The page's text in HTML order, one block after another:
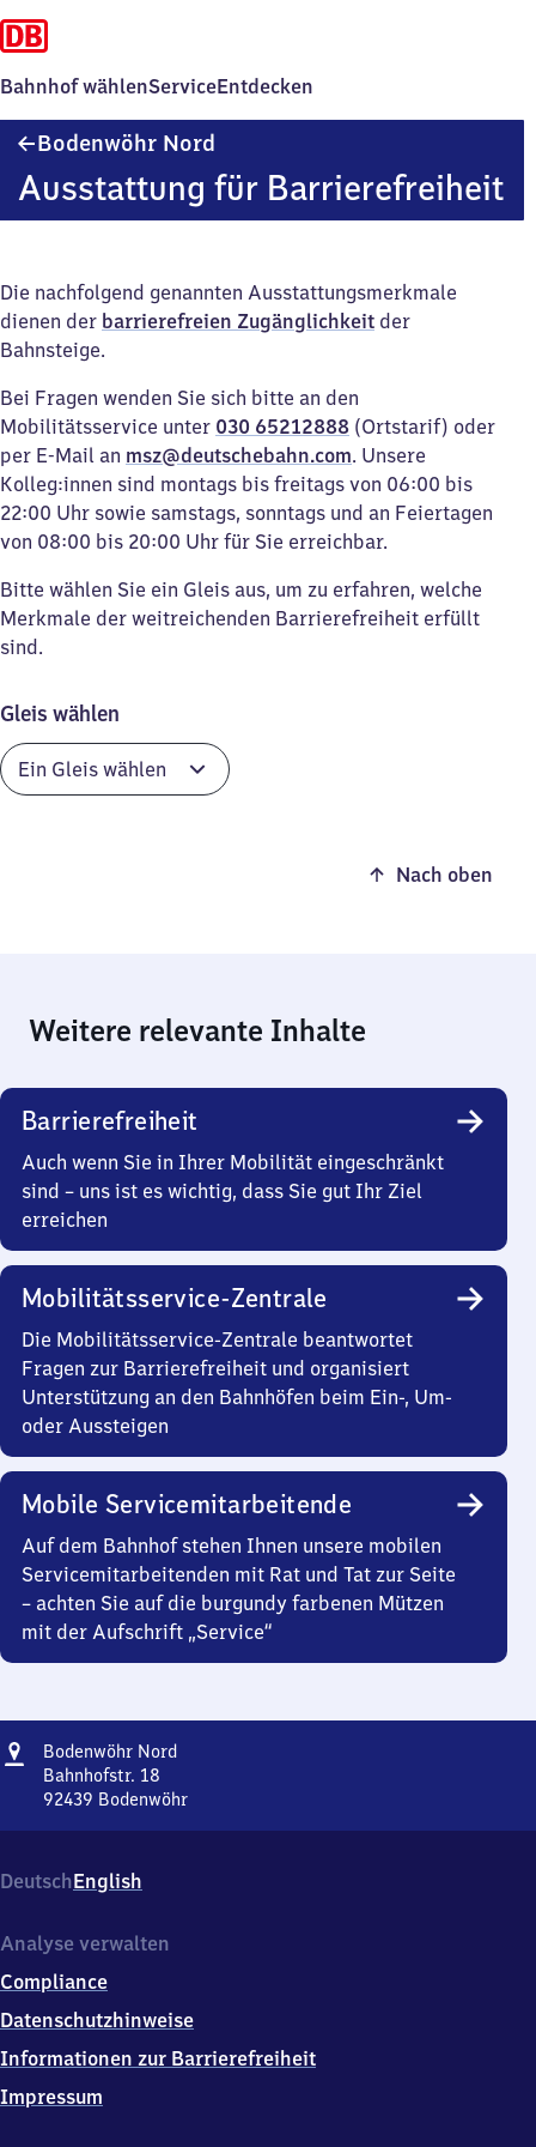
Bahnhof wählenServiceEntdecken
Bodenwöhr Nord
Ausstattung für Barrierefreiheit
Die nachfolgend genannten Ausstattungsmerkmale
dienen der barrierefreien Zugänglichkeit der
Bahnsteige.
Bei Fragen wenden Sie sich bitte an den
Mobilitätsservice unter 030 65212888 (Ortstarif) oder
per E-Mail an msz@deutschebahn.com. Unsere
Kolleg:innen sind montags bis freitags von 06:00 bis
22:00 Uhr sowie samstags, sonntags und an Feiertagen
von 08:00 bis 20:00 Uhr für Sie erreichbar.
Bitte wählen Sie ein Gleis aus, um zu erfahren, welche
Merkmale der weitreichenden Barrierefreiheit erfüllt
sind.
Gleis wählen
Nach oben
Weitere relevante Inhalte
Barrierefreiheit
Auch wenn Sie in Ihrer Mobilität eingeschränkt
sind – uns ist es wichtig, dass Sie gut Ihr Ziel
erreichen
Mobilitätsservice-Zentrale
Die Mobilitätsservice-Zentrale beantwortet
Fragen zur Barrierefreiheit und organisiert
Unterstützung an den Bahnhöfen beim Ein-, Um-
oder Aussteigen
Mobile Servicemitarbeitende
Auf dem Bahnhof stehen Ihnen unsere mobilen
Servicemitarbeitenden mit Rat und Tat zur Seite
– achten Sie auf die burgundy farbenen Mützen
mit der Aufschrift „Service“
Adresse
Bodenwöhr NordBodenwöhr
Bahnhofstr. 18
92439 Bodenwöhr
Bahnhofstr.
18,
2
3
9
DeutschEnglish
Analyse verwalten
Compliance
Datenschutzhinweise
Informationen zur Barrierefreiheit
Impressum